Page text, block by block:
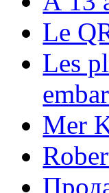
Le
Les
Mer